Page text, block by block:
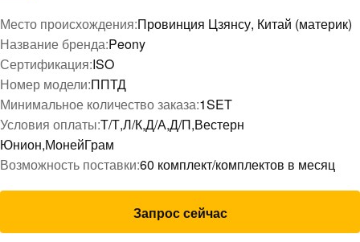
Место происхождения:Провинция Цзянсу, Китай (материк)
Название бренда:Peony
Сертификация:ISO
Номер модели:ППТД
Минимальное количество заказа:1SET
Условия оплаты:Т/Т,Л/К,Д/А,Д/П,Вестерн
Юнион,МонейГрам
Возможность поставки:60 комплект/комплектов в месяц
Запрос сейчас